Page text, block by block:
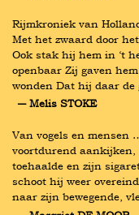
Rijmkroniek van
Met het zwaard door
Ook stak hij hem in ‘t
openbaar Zij gaven
wonden Dat hij daar de
― Melis STOKE
Van vogels en mensen
voortdurend
toehaalde en zijn
schoot hij weer
naar zijn bewegende,